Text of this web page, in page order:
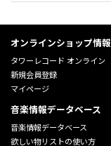
オンラインショップ情報
タワーレコード オンライン
新規会員登録
マイページ
音楽情報データベース
音楽情報データベース
欲しい物リストの使い方